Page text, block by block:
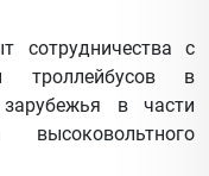
сотрудничества с
троллейбусов в
в части